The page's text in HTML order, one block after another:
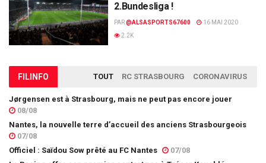
2.Bundesliga !
PAR@ALSASPORTS67600
16 MAI 2020
2.2K
FILINFO TOUT RC STRASBOURG CORONAVIRUS
Jørgensen est à Strasbourg, mais ne peut pas encore jouer
08/08
Nantes, la nouvelle terre d’accueil des anciens Strasbourgeois
07/08
Officiel : Saïdou Sow prêté au FC Nantes
07/08